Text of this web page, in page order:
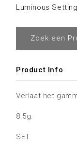
Luminous
Zoek een
Product Info
Verlaat het
8.5g.
SET